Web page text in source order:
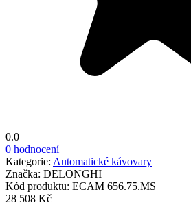
0.0
0 hodnocení
Kategorie: Automatické kávovary
Značka: DELONGHI
Kód produktu: ECAM 656.75.MS
28 508 Kč